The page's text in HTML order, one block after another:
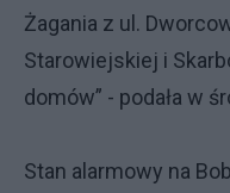
Żagania z ul.
Starowiejskiej i
domów” - podała w
Stan alarmowy na